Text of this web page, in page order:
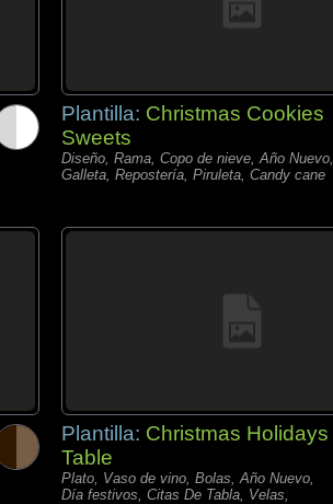
Plantilla: Christmas Cookies
Sweets
Diseño, Rama, Copo de nieve, Año Nuevo,
Galleta, Repostería, Piruleta, Candy cane
Plantilla: Christmas Holidays
Table
Plato, Vaso de vino, Bolas, Año Nuevo,
Día festivos, Citas De Tabla, Velas,